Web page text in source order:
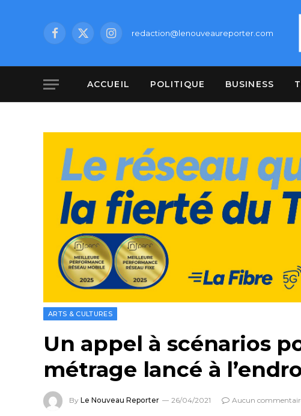
Facebook
X
Instagramredaction@lenouveaureporter.com
ACCUEIL POLITIQUE BUSINESS
ARTS & CULTURES
Un appel à scénarios
métrage lancé à
By Le Nouveau Reporter 26/04/2021 Aucun